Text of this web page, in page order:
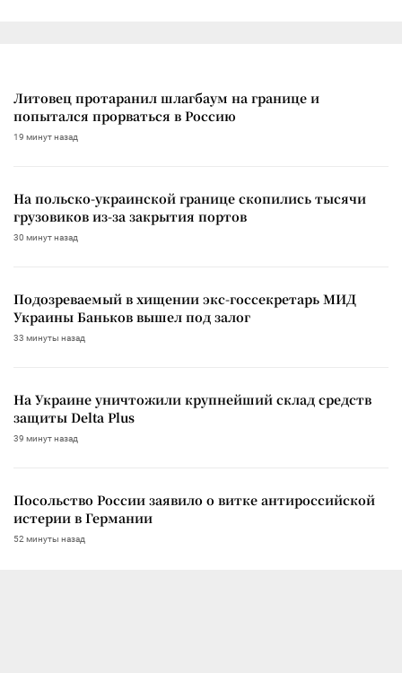
Литовец протаранил шлагбаум на границе и
попытался прорваться в Россию
19 минут назад
На польско-украинской границе скопились тысячи
грузовиков из-за закрытия портов
30 минут назад
Подозреваемый в хищении экс-госсекретарь МИД
Украины Баньков вышел под залог
33 минуты назад
На Украине уничтожили крупнейший склад средств
защиты Delta Plus
39 минут назад
Посольство России заявило о витке антироссийской
истерии в Германии
52 минуты назад